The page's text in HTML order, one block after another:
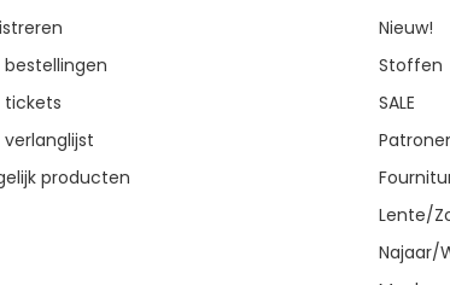
bestellingen
tickets
verlanglijst
producten
Nieuw!
Stoffen
SALE
Lente/
Najaar/